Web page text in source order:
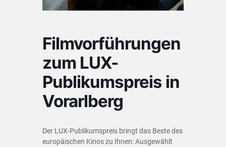
Filmvorführungen
zum LUX-
Publikumspreis in
Vorarlberg
Der LUX-Publikumspreis bringt das Beste des
europäischen Kinos zu Ihnen: Ausgewählt